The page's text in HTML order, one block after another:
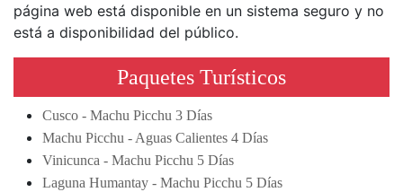
página web está disponible en un sistema seguro y no
está a disponibilidad del público.
Paquetes Turísticos
Cusco - Machu Picchu 3 Días
Machu Picchu - Aguas Calientes 4 Días
Vinicunca - Machu Picchu 5 Días
Laguna Humantay - Machu Picchu 5 Días